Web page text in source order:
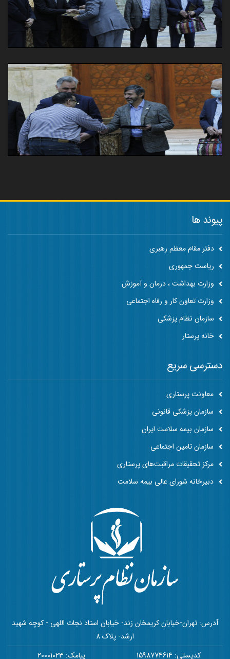
پیوند ها
دفتر مقام معظم رهبری
ریاست جمهوری
وزارت بهداشت ، درمان و آموزش
وزارت تعاون کار و رفاه اجتماعی
سازمان نظام پزشکی
خانه پرستار
آدرس: تهران-خیابان کریمخان زند- خیابان استاد نجات اللهی - کوچه شهید
ارشد- پلاک 8
کدپستی: 1598774614
پیامک: 20001023
دسترسی سریع
معاونت پرستاری
سازمان پزشکی قانونی
سازمان بیمه سلامت ایران
سازمان تامین اجتماعی
مرکز تحقیقات مراقبت‌های پرستاری
دبیرخانه شورای عالی بیمه سلامت